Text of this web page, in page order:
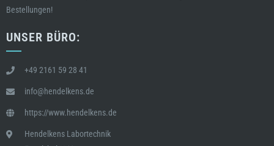
Bestellungen!
UNSER BÜRO:
+49 2161 59 28 41
info@hendelkens.de
https://www.hendelkens.de
Hendelkens Labortechnik